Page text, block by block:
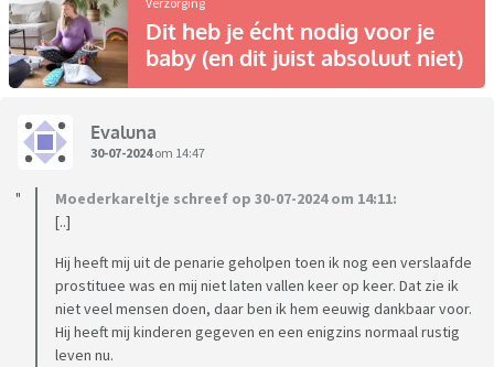
Dit heb je écht nodig voor je
baby (en dit juist absoluut niet)
Evaluna
30-07-2024om 14:47
Moederkareltje schreef op 30-07-2024 om 14:11:
[..]
Hij heeft mij uit de penarie geholpen toen ik nog een verslaafde
prostituee was en mij niet laten vallen keer op keer. Dat zie ik
niet veel mensen doen, daar ben ik hem eeuwig dankbaar voor.
Hij heeft mij kinderen gegeven en een enigzins normaal rustig
leven nu.